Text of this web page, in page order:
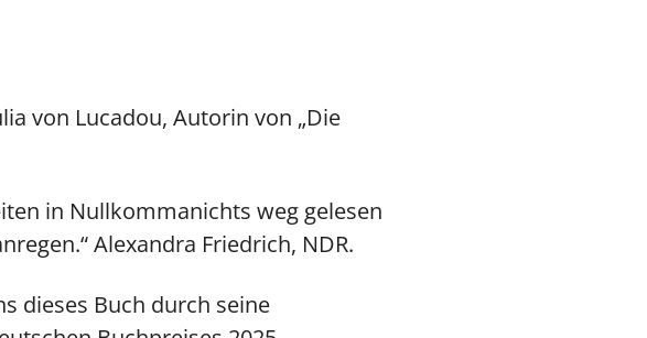
von Lucadou, Autorin von „Die
in Nullkommanichts weg gelesen
Alexandra Friedrich, NDR.
dieses Buch durch seine